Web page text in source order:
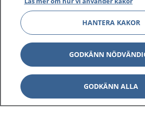
HANTERA KAKOR
GODKÄNN
GODKÄNN ALLA